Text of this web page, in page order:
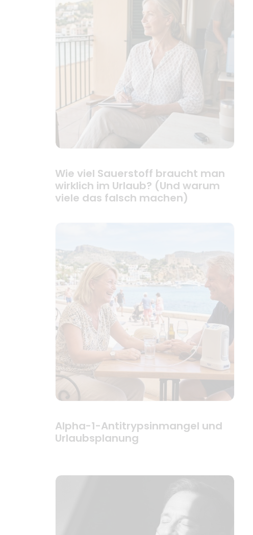
Wie viel Sauerstoff braucht man
wirklich im Urlaub? (Und warum
viele das falsch machen)
Alpha-1-Antitrypsinmangel und
Urlaubsplanung